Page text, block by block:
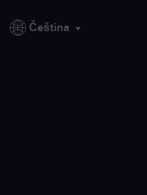
Čeština